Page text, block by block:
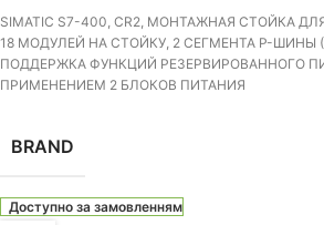
SIMATIC S7-400, CR2, МОНТАЖНАЯ СТОЙКА
18 МОДУЛЕЙ НА СТОЙКУ, 2 СЕГМЕНТА Р-ШИНЫ
ПОДДЕРЖКА ФУНКЦИЙ РЕЗЕРВИРОВАННОГО
ПРИМЕНЕНИЕМ 2 БЛОКОВ ПИТАНИЯ
BRAND
Доступно за замовленням